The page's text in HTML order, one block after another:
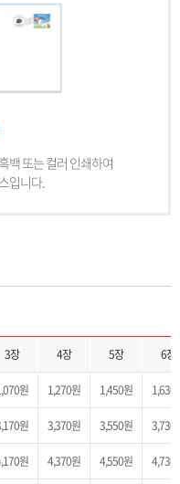
백 또는 컬러 인쇄하여
입니다.
3장 4장 5장 6장
원 1,270원 1,450원 1,630
원 3,370원 3,550원 3,730
원 4,370원 4,550원 4,730